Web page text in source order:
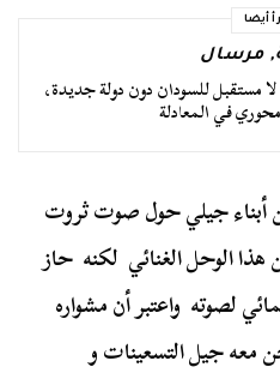
أيضا
,مرسال
لا مستقبل للسودان دون دولة جديدة،
في المعادلة
أبناء جيلي حول صوت ثروت
هذا الوحل الغنائي لكنه حاز
لصوته واعتبر أن مشواره
معه جيل التسعينات و